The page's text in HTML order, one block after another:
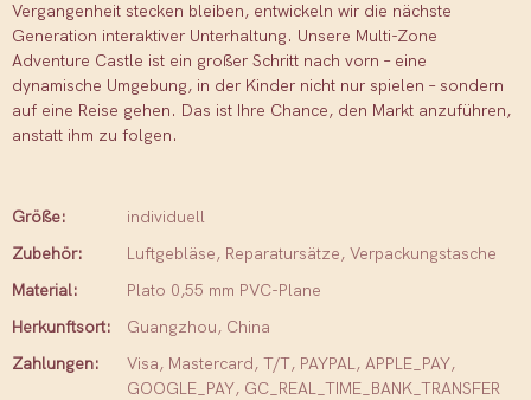
Vergangenheit stecken bleiben, entwickeln wir die nächste
Generation interaktiver Unterhaltung. Unsere Multi-Zone
Adventure Castle ist ein großer Schritt nach vorn – eine
dynamische Umgebung, in der Kinder nicht nur spielen – sondern
auf eine Reise gehen. Das ist Ihre Chance, den Markt anzuführen,
anstatt ihm zu folgen.
Größe:
individuell
Zubehör:
Luftgebläse, Reparatursätze, Verpackungstasche
Material:
Plato 0,55 mm PVC-Plane
Herkunftsort:
Guangzhou, China
Zahlungen:
Visa, Mastercard, T/T, PAYPAL, APPLE_PAY,
GOOGLE_PAY, GC_REAL_TIME_BANK_TRANSFER